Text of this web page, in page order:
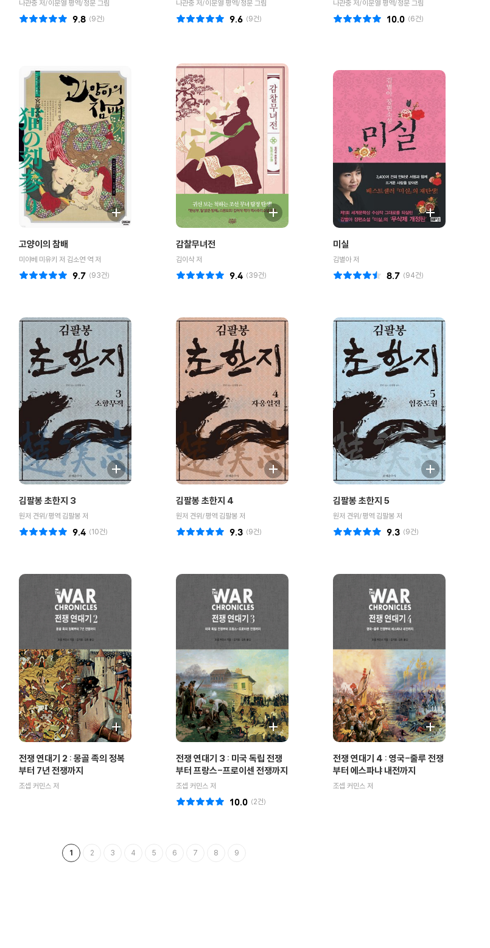
나관중 저/이문열 평역/정문 그림
(9건)
9.8
나관중 저/이문열 평역/정문 그림
(9건)
9.6
나관중 저/이문열 평역/정문 그림
(6건)
10.0
고양이의 참배
미야베 미유키 저 김소연 역 저
(93건)
9.7
감찰무녀전
김이삭 저
(39건)
9.4
미실
김별아 저
(94건)
8.7
김팔봉 초한지 3
원저 견위/평역 김팔봉 저
(10건)
9.4
김팔봉 초한지 4
원저 견위/평역 김팔봉 저
(9건)
9.3
김팔봉 초한지 5
원저 견위/평역 김팔봉 저
(9건)
9.3
전쟁 연대기 2 : 몽골 족의 정복
부터 7년 전쟁까지
조셉 커민스 저
전쟁 연대기 3 : 미국 독립 전쟁
부터 프랑스-프로이센 전쟁까지
조셉 커민스 저
(2건)
10.0
전쟁 연대기 4 : 영국-줄루 전쟁
부터 에스파냐 내전까지
조셉 커민스 저
1 2 3 4 5 6 7 8 9